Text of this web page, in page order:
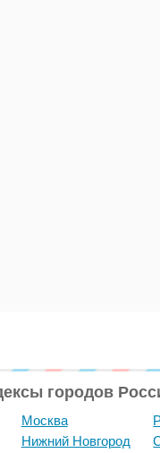
городов
Москва
Нижний Новгород